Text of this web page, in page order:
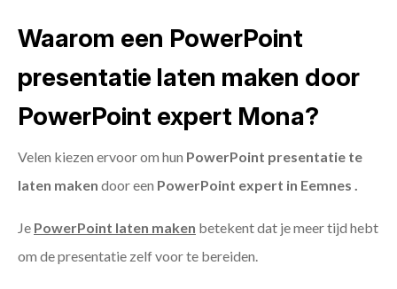
Waarom een PowerPoint
presentatie laten maken door
PowerPoint expert Mona?
Velen kiezen ervoor om hun PowerPoint presentatie te
laten maken door een PowerPoint expert in Eemnes .
Je PowerPoint laten maken betekent dat je meer tijd hebt
om de presentatie zelf voor te bereiden.